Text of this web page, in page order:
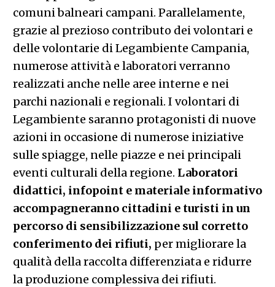
comuni balneari campani. Parallelamente,
grazie al prezioso contributo dei volontari e
delle volontarie di Legambiente Campania,
numerose attività e laboratori verranno
realizzati anche nelle aree interne e nei
parchi nazionali e regionali. I volontari di
Legambiente saranno protagonisti di nuove
azioni in occasione di numerose iniziative
sulle spiagge, nelle piazze e nei principali
eventi culturali della regione. Laboratori
didattici, infopoint e materiale informativo
accompagneranno cittadini e turisti in un
percorso di sensibilizzazione sul corretto
conferimento dei rifiuti, per migliorare la
qualità della raccolta differenziata e ridurre
la produzione complessiva dei rifiuti.